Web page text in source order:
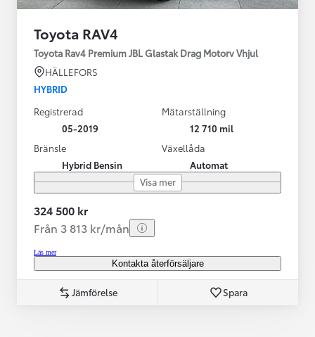
Toyota RAV4
Toyota Rav4 Premium JBL Glastak Drag Motorv Vhjul
HÄLLEFORS
HYBRID
Registrerad
05-2019
Mätarställning
12 710 mil
Bränsle
Hybrid Bensin
Växellåda
Automat
Visa mer
324 500 kr
Från 3 813 kr/mån
Läs mer
Kontakta återförsäljare
Jämförelse Spara